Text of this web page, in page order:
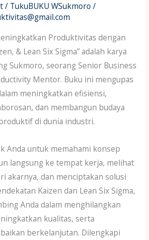
/ TukuBUKU WSukmoro /
Produktivitas dengan
& Lean Six Sigma” adalah karya
Sukmoro, seorang Senior Business
Mentor. Buku ini mengupas
meningkatkan efisiensi,
dan membangun budaya
di dunia industri.
Anda untuk memahami konsep
langsung ke tempat kerja, melihat
akarnya, dan menciptakan solusi
Kaizen dan Lean Six Sigma,
Anda dalam menghilangkan
kualitas, serta
berkelanjutan. Dilengkapi